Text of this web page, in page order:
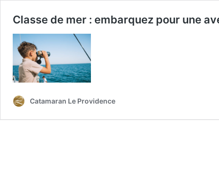
Classe de mer : embarquez pour une
Catamaran Le Providence